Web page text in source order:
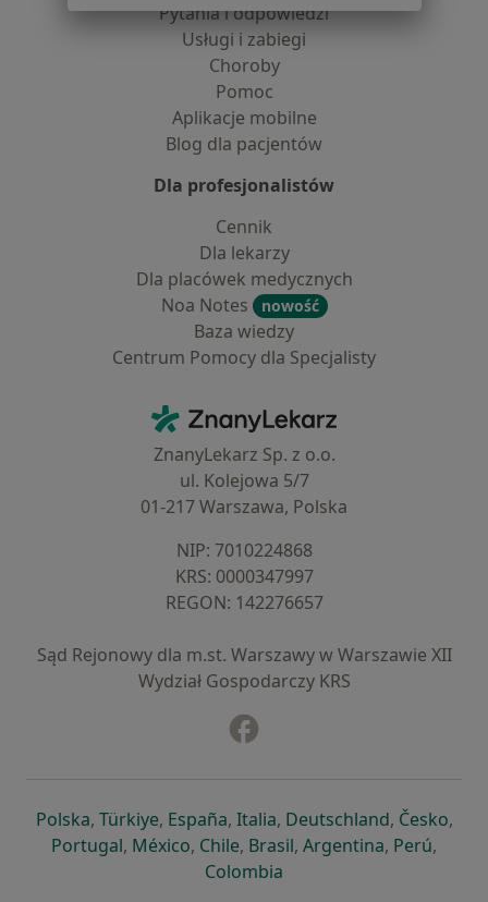
Pytania i odpowiedzi
Usługi i zabiegi
Choroby
Pomoc
Aplikacje mobilne
Blog dla pacjentów
Dla profesjonalistów
Cennik
Dla lekarzy
Dla placówek medycznych
Noa Notes
nowość
Baza wiedzy
Centrum Pomocy dla Specjalisty
ZnanyLekarz - Strona główna
ZnanyLekarz Sp. z o.o.
ul. Kolejowa 5/7
01-217 Warszawa, Polska
NIP: ⁠7010224868
KRS: ⁠0000347997
REGON: ⁠142276657
Sąd Rejonowy dla m.st. Warszawy w Warszawie XII
Wydział Gospodarczy KRS
Polskaotwiera się w nowej karcie
, Türkiyeotwiera się w nowej karcie
, Españaotwiera się w nowej karcie
, Italiaotwiera się w nowej
, Deutschlandotwiera się
, Česko,
Portugalotwiera się w nowej karcie
, Méxicootwiera się w nowej karcie
, Chileotwiera się w nowej karcie
, Brasilotwiera się w nowej
, Argentinaotwiera się
, Perú,
Colombia